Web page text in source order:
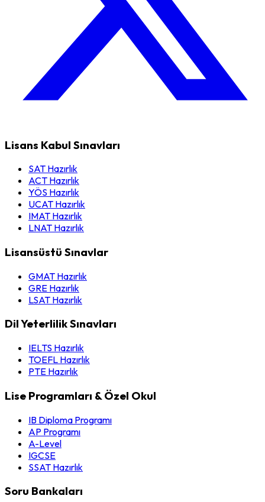
Lisans Kabul Sınavları
SAT Hazırlık
ACT Hazırlık
YÖS Hazırlık
UCAT Hazırlık
IMAT Hazırlık
LNAT Hazırlık
Lisansüstü Sınavlar
GMAT Hazırlık
GRE Hazırlık
LSAT Hazırlık
Dil Yeterlilik Sınavları
IELTS Hazırlık
TOEFL Hazırlık
PTE Hazırlık
Lise Programları & Özel Okul
IB Diploma Programı
AP Programı
A-Level
IGCSE
SSAT Hazırlık
Soru Bankaları